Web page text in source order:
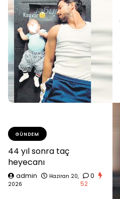
GÜNDEM
44 yıl sonra taç
heyecanı
admin
Haziran 20,
2026
0
52